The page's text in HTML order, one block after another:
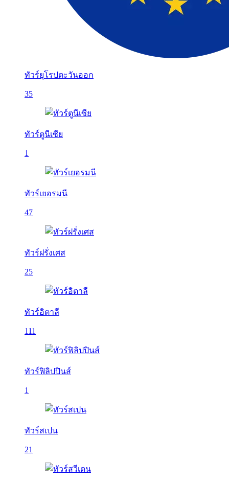
ทัวร์ยุโรปตะวันออก
35
ทัวร์ตูนีเซีย
1
ทัวร์เยอรมนี
47
ทัวร์ฝรั่งเศส
25
ทัวร์อิตาลี
111
ทัวร์ฟิลิปปินส์
1
ทัวร์สเปน
21